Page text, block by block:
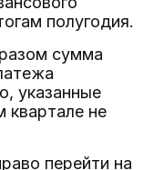
полугодия.
сумма
указанные
квартале не
перейти на